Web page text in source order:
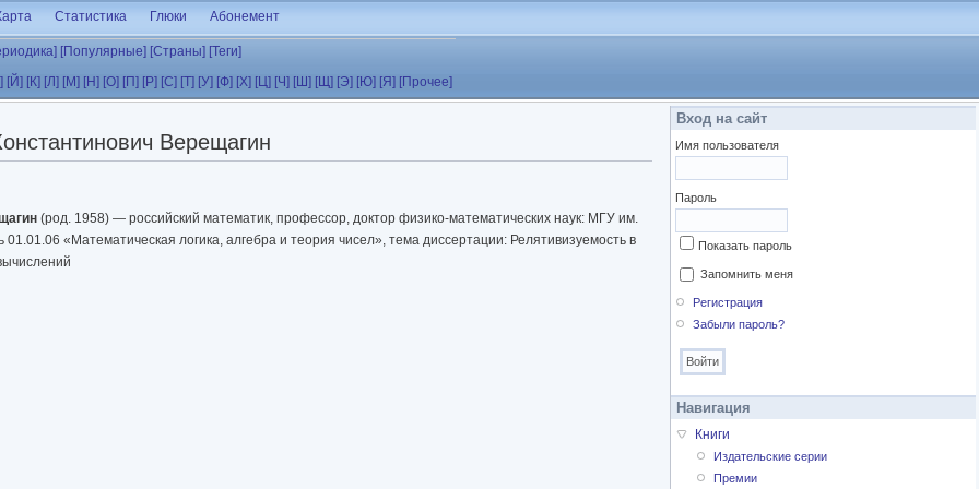
Статистика Глюки Абонемент
[Популярные] [Страны] [Теги]
[Й] [К] [Л] [М] [Н] [О] [П] [Р] [С] [Т] [У] [Ф] [Х] [Ц] [Ч] [Ш] [Щ] [Э] [Ю] [Я] [Прочее]
Верещагин
(род. 1958) — российский математик, профессор, доктор физико-математических наук: МГУ им.
«Математическая логика, алгебра и теория чисел», тема диссертации: Релятивизуемость в
Вход на сайт
Имя пользователя
Пароль
Показать пароль
Запомнить меня
Регистрация
Забыли пароль?
Навигация
Книги
Издательские серии
Премии